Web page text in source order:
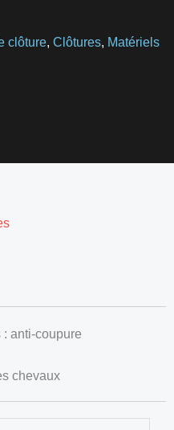
clôture, Clôtures, Matériels
anti-coupure
chevaux